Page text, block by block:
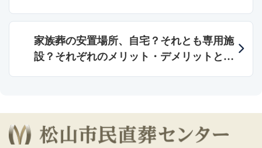
家族葬の安置場所、自宅？それとも専用施
設？それぞれのメリット・デメリットと料